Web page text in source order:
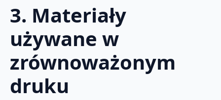
3. Materiały
używane w
zrównoważonym
druku